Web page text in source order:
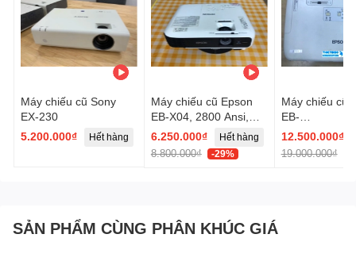
Máy chiếu cũ Sony
EX-230
5.200.000₫
Hết hàng
Máy chiếu cũ Epson
EB-X04, 2800 Ansi,
XGA
6.250.000₫
8.800.000₫ -29%
Hết hàng
Máy chiếu cũ
EB-
12.500.000₫
19.000.000₫
SẢN PHẨM CÙNG PHÂN KHÚC GIÁ